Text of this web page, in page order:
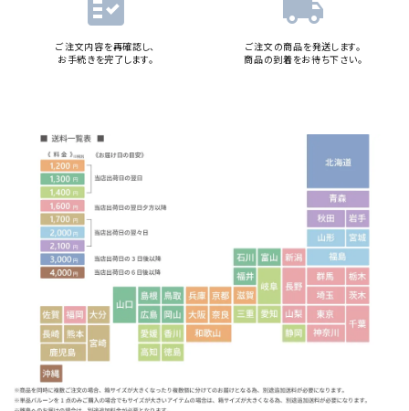
fact_check
ご注文内容を再確認し、
お手続きを完了します。
local_shipping
ご注文の商品を発送します。
商品の到着をお待ち下さい。